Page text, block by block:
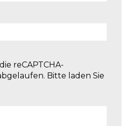
reCAPTCHA-
Bitte laden Sie